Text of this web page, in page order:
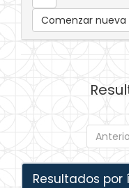
Comenzar nueva
Resultados por